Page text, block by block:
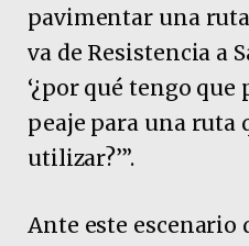
pavimentar una
va de Resistencia a
‘¿por qué tengo
peaje para una ruta
utilizar?’”.
Ante este escenario